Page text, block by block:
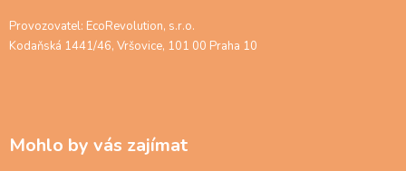
Provozovatel: EcoRevolution, s.r.o.
Kodaňská 1441/46, Vršovice, 101 00 Praha 10
Mohlo by vás zajímat